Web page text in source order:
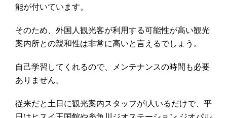
能が付いています。
そのため、外国人観光客が利用する可能性が高い観光
案内所との親和性は非常に高いと言えるでしょう。
自己学習してくれるので、メンテナンスの時間も必要
ありません。
従来だと土日に観光案内スタッフが1人いるだけで、平